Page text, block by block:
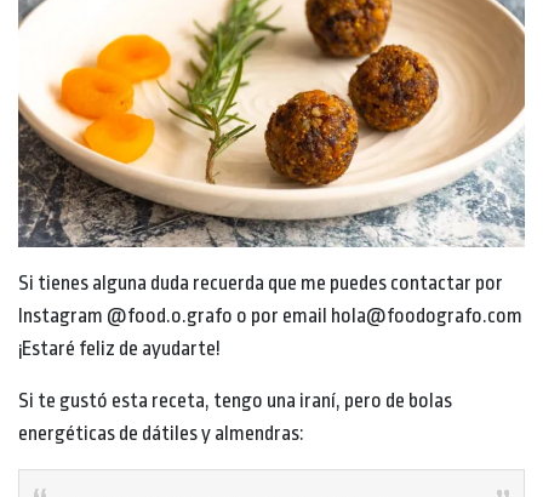
Si tienes alguna duda recuerda que me puedes contactar por
Instagram @food.o.grafo o por email hola@foodografo.com
¡Estaré feliz de ayudarte!
Si te gustó esta receta, tengo una iraní, pero de bolas
energéticas de dátiles y almendras: